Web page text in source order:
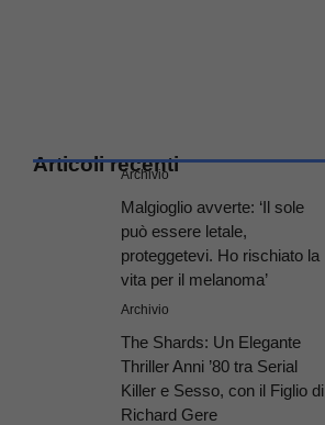
Articoli recenti
Archivio
Malgioglio avverte: ‘Il sole
può essere letale,
proteggetevi. Ho rischiato la
vita per il melanoma’
Archivio
The Shards: Un Elegante
Thriller Anni ’80 tra Serial
Killer e Sesso, con il Figlio di
Richard Gere